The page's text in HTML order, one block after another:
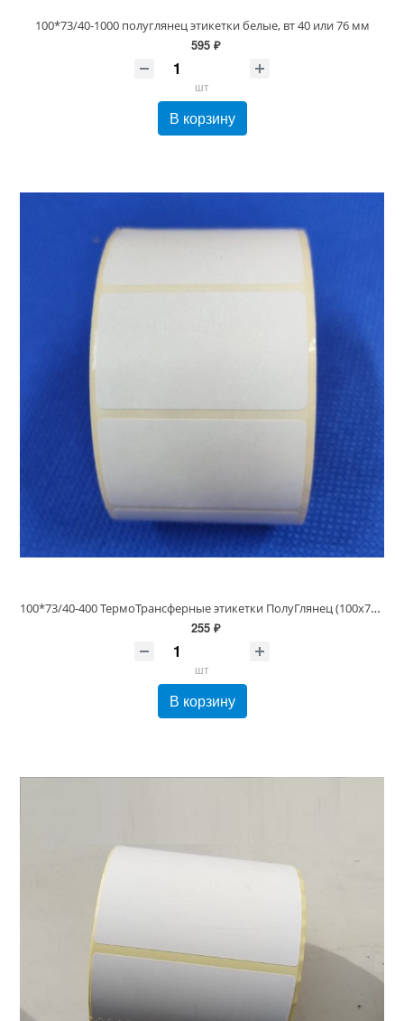
100*73/40-1000 полуглянец этикетки белые, вт 40 или 76 мм
595 ₽
шт
В корзину
100*73/40-400 ТермоТрансферные этикетки ПолуГлянец (100х73 этикетки)
255 ₽
шт
В корзину